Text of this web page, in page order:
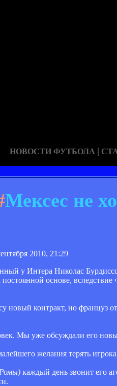
НОВОСТИ ФУТБОЛА |
Мексес не
2010, 21:29
у Интера Николас
постоянной основе,
новый контракт, но француз
Мы уже обсуждали его
желания терять
) каждый день звонит его